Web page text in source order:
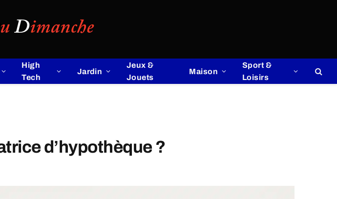
High
Tech
Jardin
Jeux &
Jouets
Maison
Sport &
Loisirs
d’hypothèque ?